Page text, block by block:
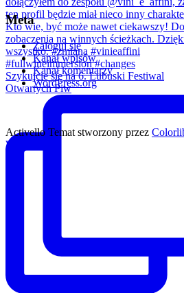
Szykujcie się na 6. Lubuski Festiwal
Otwartych Piw
Meta
Zaloguj się
Kanał wpisów
Kanał komentarzy
WordPress.org
Activello Temat stworzony przez
WordPress